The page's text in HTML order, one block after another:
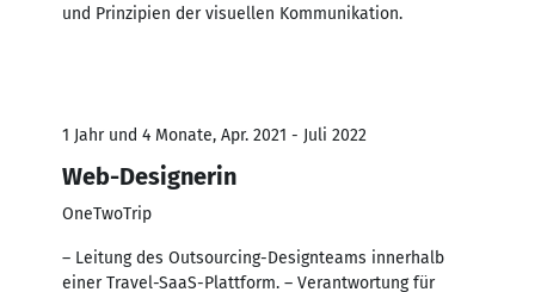
und Prinzipien der visuellen Kommunikation.
1 Jahr und 4 Monate, Apr. 2021 - Juli 2022
Web-Designerin
OneTwoTrip
– Leitung des Outsourcing-Designteams innerhalb
einer Travel-SaaS-Plattform. – Verantwortung für